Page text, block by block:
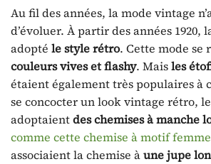
Au fil des années, la mode vintage
d’évoluer. À partir des années 1920,
adopté le style rétro. Cette mode se
couleurs vives et flashy. Maisles
étaient également très populaires à
se concocter un look vintage rétro,
adoptaientdes chemises à manche
comme cette chemise à motif
associaient la chemise àune jupe